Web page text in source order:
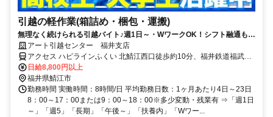
引越の軽作業(箱詰め・梱包・運搬)
無理なく続けられる引越バイト♪週1日～・WワークOK！シフト融通もバ
ッチリ◎髪色自由・給与全額手渡しなど待遇も◎
アート引越センター 福井支店
アクセス ハピラインふくい 北鯖江西口徒歩約10分、福井鉄道福武線
神明（福井県）徒歩約15分、福井鉄道福武線 水落徒歩約17分 北鯖江
駅より徒歩13分、神明駅より車で6分、水落駅より車で6分
日給8,800円以上
福井県鯖江市
勤務時間 実働時間：8時間/日 平均勤務日数：1ヶ月あたり4日～23日
8：00～17：00または9：00～18：00※多少変動・残業有 ⇒「週1日
～」「週5」「長期」「午後～」「扶養内」「Wワー...